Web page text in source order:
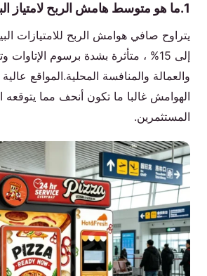
1.ما هو متوسط هامش الربح لامتياز البيتزا؟
إلى 15% ، متأثرة بشدة برسوم الإتاوات
والعمالة والمنافسة المحلية.المواقع
الهوامش غالبا ما تكون أنحف مما يتوقعه
المستثمرين.